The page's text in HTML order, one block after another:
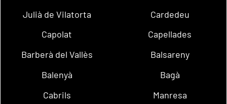
Julià de Vilatorta
Cardedeu
Capolat
Capellades
Barberà del Vallès
Balsareny
Balenyà
Bagà
Cabrils
Manresa